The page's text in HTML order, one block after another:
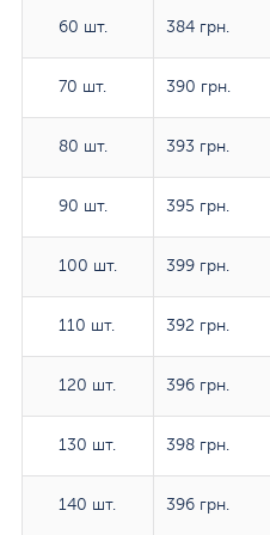
60 шт.
70 шт.
80 шт.
90 шт.
100 шт.
110 шт.
120 шт.
130 шт.
140 шт.
60 шт. 384 грн.
70 шт. 390 грн.
80 шт. 393 грн.
90 шт. 395 грн.
100 шт. 399 грн.
110 шт. 392 грн.
120 шт. 396 грн.
130 шт. 398 грн.
140 шт. 396 грн.